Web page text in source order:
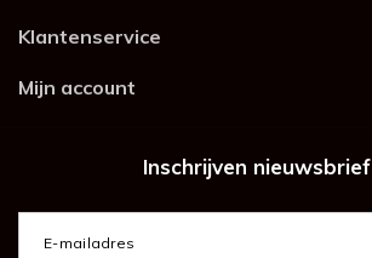
Klantenservice
Mijn account
Inschrijven nieuwsbrief